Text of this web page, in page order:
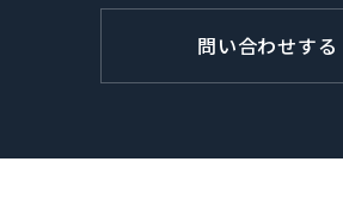
問い合わせする